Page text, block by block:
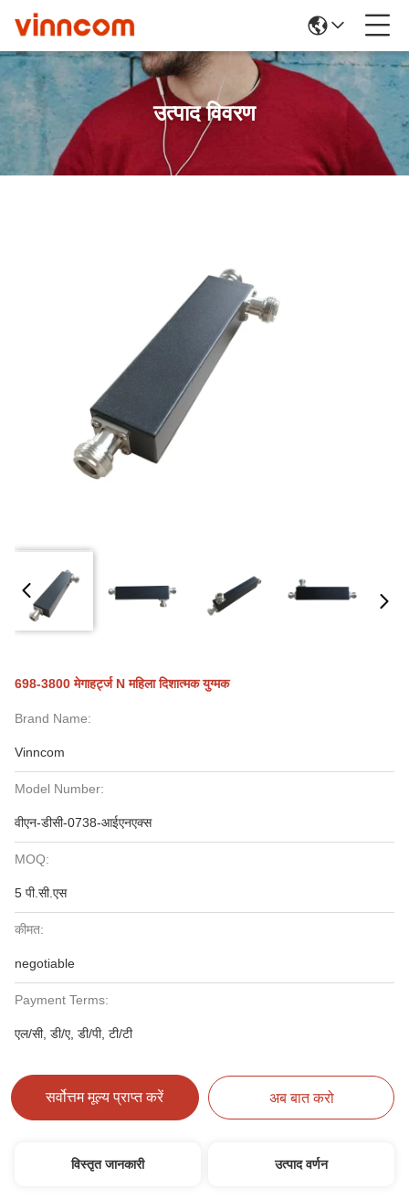
उत्पाद विवरण
698-3800 मेगाहर्ट्ज N महिला दिशात्मक युग्मक
Brand Name:
Vinncom
Model Number:
वीएन-डीसी-0738-आईएनएक्स
MOQ:
5 पी.सी.एस
कीमत:
negotiable
Payment Terms:
एल/सी, डी/ए, डी/पी, टी/टी
सर्वोत्तम मूल्य प्राप्त करें अब बात करो
विस्तृत जानकारी उत्पाद वर्णन